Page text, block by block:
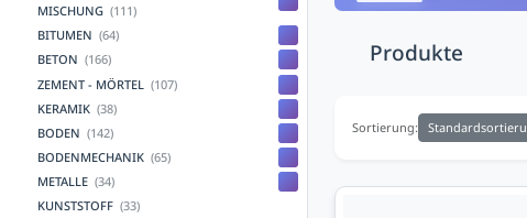
MISCHUNG (111)
BITUMEN (64)
BETON (166)
ZEMENT - MÖRTEL
(107)
KERAMIK (38)
BODEN (142)
BODENMECHANIK (65)
METALLE (34)
KUNSTSTOFF (33)
Produkte
Sortierung: